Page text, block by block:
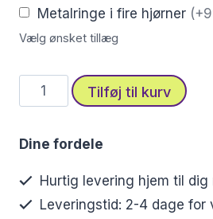
Metalringe i fire hjørner
Vælg ønsket tillæg
Stofprint
med
lilla
Tilføj til kurv
Dine fordele
Hurtig levering hjem til
Leveringstid: 2-4 dage for